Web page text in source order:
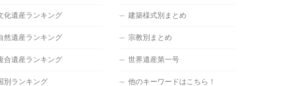
化遺産ランキング
然遺産ランキング
合遺産ランキング
別ランキング
建築様式別まとめ
宗教別まとめ
世界遺産第一号
他のキーワードはこちら！